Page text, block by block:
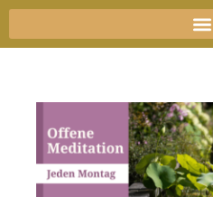
Zum
Inhalt